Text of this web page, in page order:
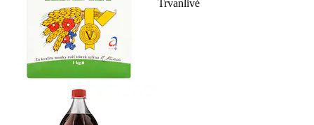
Trvanlivé